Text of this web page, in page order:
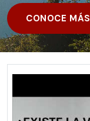
CONOCE MÁS